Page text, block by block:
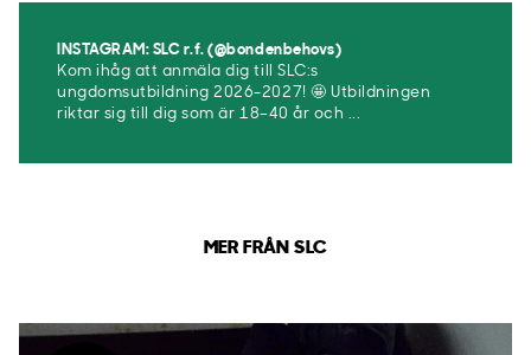
INSTAGRAM: SLC r.f. (@bondenbehovs)
Kom ihåg att anmäla dig till SLC:s
ungdomsutbildning 2026-2027! 🤩 Utbildningen
riktar sig till dig som är 18–40 år och ...
MER FRÅN SLC